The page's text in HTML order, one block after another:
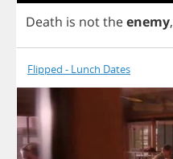
Death is nottheenemy,
Flipped - Lunch Dates